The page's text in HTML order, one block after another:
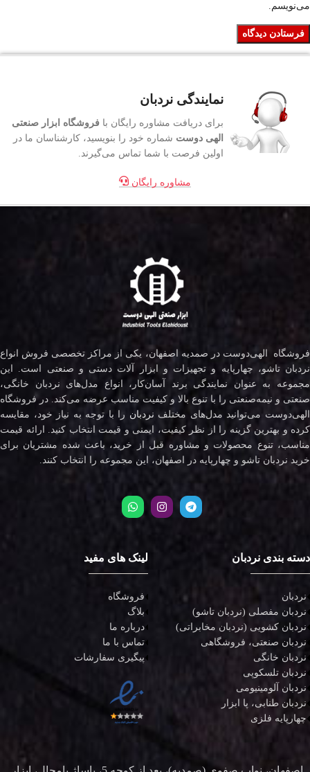
می‌نویسم.
نمایندگی نردبان
برای دریافت مشاوره رایگان با فروشگاه ابزار صنعتی
الهی دوست شماره خود را بنویسید، کارشناسان ما در
اولین فرصت با شما تماس می‌گیرند.
مشاوره رایگان
فروشگاه الهی‌دوست در صمدیه اصفهان، یکی از مراکز تخصصی فروش انواع
نردبان تاشو، چهارپایه و تجهیزات و ابزار آلات دستی و صنعتی است. این
مجموعه به عنوان نمایندگی برند آسان‌کار، انواع مدل‌های نردبان خانگی،
صنعتی و نیمه‌صنعتی را با تنوع بالا و کیفیت مناسب عرضه می‌کند. در فروشگاه
الهی‌دوست می‌توانید مدل‌های مختلف نردبان را با توجه به نیاز خود، مقایسه
کرده و بهترین گزینه را از نظر کیفیت، ایمنی و قیمت انتخاب کنید. ارائه قیمت
مناسب، تنوع محصولات و مشاوره قبل از خرید، باعث شده مشتریان برای
خرید نردبان تاشو و چهارپایه در اصفهان، این مجموعه را انتخاب کنند.
دسته بندی نردبان
نردبان
نردبان مفصلی (نردبان تاشو)
نردبان کشویی (نردبان مخابراتی)
نردبان صنعتی، فروشگاهی
نردبان خانگی
نردبان تلسکوپی
نردبان آلومینیومی
نردبان طنابی، پا ابزار
چهارپایه فلزی
لینک های مفید
فروشگاه
بلاگ
درباره ما
تماس با ما
پیگیری سفارشات